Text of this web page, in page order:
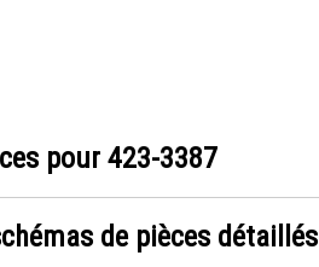
pour 423-3387
de pièces détaillés